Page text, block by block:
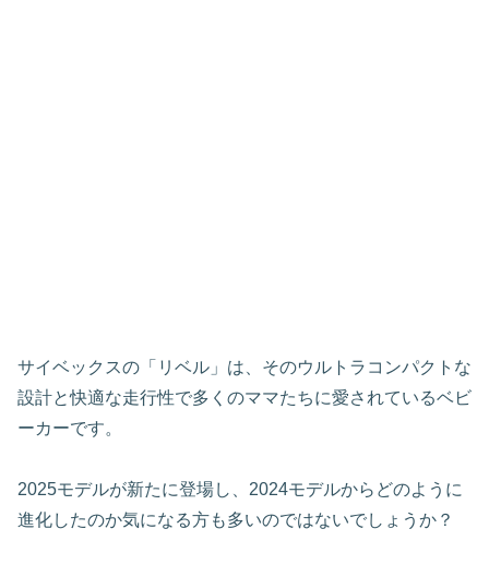
サイベックスの「リベル」は、そのウルトラコンパクトな
設計と快適な走行性で多くのママたちに愛されているベビ
ーカーです。
2025モデルが新たに登場し、2024モデルからどのように
進化したのか気になる方も多いのではないでしょうか？